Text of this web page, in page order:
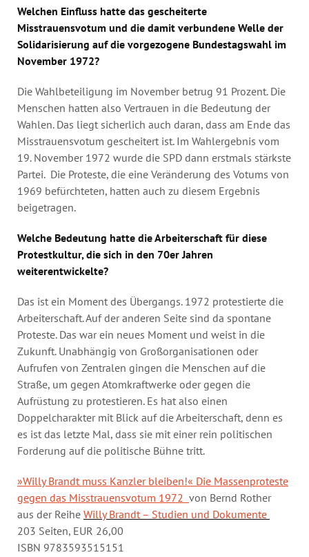
Welchen Einfluss hatte das gescheiterte
Misstrauensvotum und die damit verbundene Welle der
Solidarisierung auf die vorgezogene Bundestagswahl im
November 1972?
Die Wahlbeteiligung im November betrug 91 Prozent. Die
Menschen hatten also Vertrauen in die Bedeutung der
Wahlen. Das liegt sicherlich auch daran, dass am Ende das
Misstrauensvotum gescheitert ist. Im Wahlergebnis vom
19. November 1972 wurde die SPD dann erstmals stärkste
Partei. Die Proteste, die eine Veränderung des Votums von
1969 befürchteten, hatten auch zu diesem Ergebnis
beigetragen.
Welche Bedeutung hatte die Arbeiterschaft für diese
Protestkultur, die sich in den 70er Jahren
weiterentwickelte?
Das ist ein Moment des Übergangs. 1972 protestierte die
Arbeiterschaft. Auf der anderen Seite sind da spontane
Proteste. Das war ein neues Moment und weist in die
Zukunft. Unabhängig von Großorganisationen oder
Aufrufen von Zentralen gingen die Menschen auf die
Straße, um gegen Atomkraftwerke oder gegen die
Aufrüstung zu protestieren. Es hat also einen
Doppelcharakter mit Blick auf die Arbeiterschaft, denn es
es ist das letzte Mal, dass sie mit einer rein politischen
Forderung auf die politische Bühne tritt.
»Willy Brandt muss Kanzler bleiben!« Die Massenproteste
gegen das Misstrauensvotum 1972 von Bernd Rother
aus der Reihe Willy Brandt – Studien und Dokumente
203 Seiten, EUR 26,00
ISBN 9783593515151